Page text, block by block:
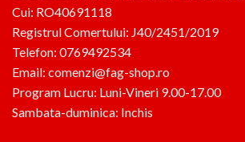
Cui: RO40691118
Registrul Comertului: J40/2451/2019
Telefon: 0769492534
Email: comenzi@fag-shop.ro
Program Lucru: Luni-Vineri 9.00-17.00
Sambata-duminica: Inchis